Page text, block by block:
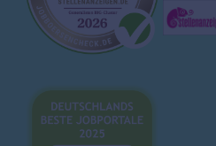
Potsdam
Ø40000€/J.
Jobs Potsdam
Jobs Regensburg
Saarbrücken Ø40000 €/J.
Brutto-Netto-Rechner
Bewerbungsvorlagen
Karrieretipps